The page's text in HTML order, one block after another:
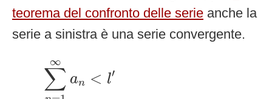
teorema del confronto delle serie anche la
serie a sinistra è una serie convergente.
∞
∑ an < l′
∑n